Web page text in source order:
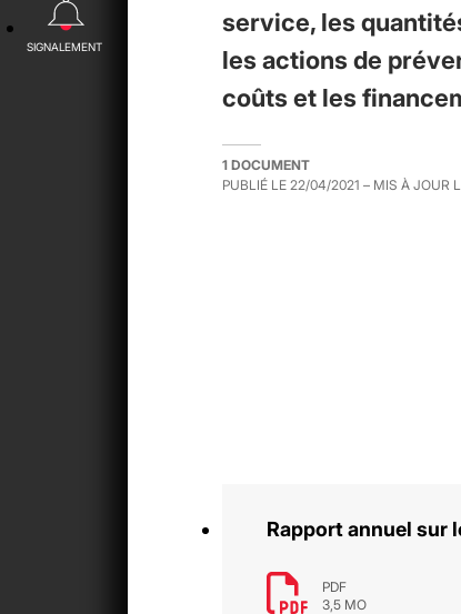
SIGNALEMENT
service, les
les actions de
coûts et les
1 DOCUMENT
PUBLIÉ LE 22/04/2021 – MIS À JOUR
Rapport annuel sur
PDF
3,5 MO